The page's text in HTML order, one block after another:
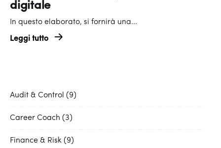
digitale
In questo elaborato, si fornirà una...
Leggi tutto
Audit & Control 9
Career Coach 3
Finance & Risk 9